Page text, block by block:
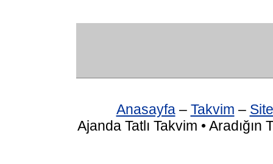
Anasayfa– Takvim –
Ajanda Tatlı Takvim •